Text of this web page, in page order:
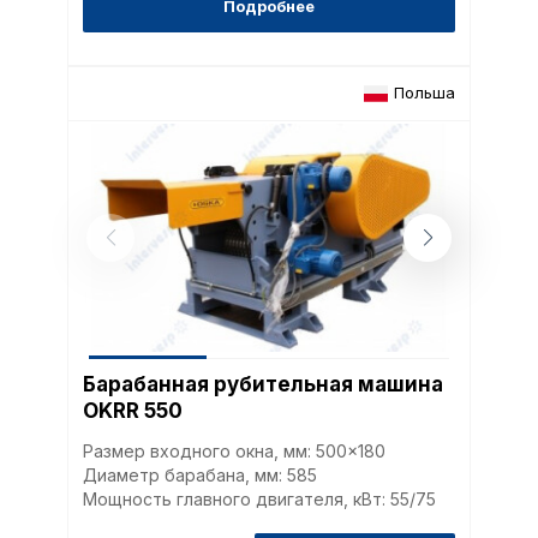
Подробнее
Польша
Барабанная рубительная машина
OKRR 550
Размер входного окна, мм: 500x180
Диаметр барабана, мм: 585
Мощность главного двигателя, кВт: 55/75
обработки сookies